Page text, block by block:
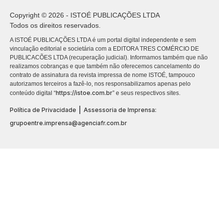
Copyright © 2026 - ISTOÉ PUBLICAÇÕES LTDA
Todos os direitos reservados.
A ISTOÉ PUBLICAÇÕES LTDA é um portal digital independente e sem
vinculação editorial e societária com a EDITORA TRES COMÉRCIO DE
PUBLICACÕES LTDA (recuperação judicial). Informamos também que não
realizamos cobranças e que também não oferecemos cancelamento do
contrato de assinatura da revista impressa de nome ISTOÉ, tampouco
autorizamos terceiros a fazê-lo, nos responsabilizamos apenas pelo
conteúdo digital “https://istoe.com.br” e seus respectivos sites.
Política de Privacidade
Assessoria de Imprensa:
grupoentre.imprensa@agenciafr.com.br